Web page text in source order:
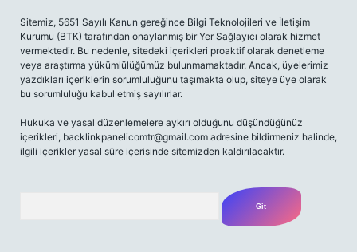
Sitemiz, 5651 Sayılı Kanun gereğince Bilgi Teknolojileri ve İletişim
Kurumu (BTK) tarafından onaylanmış bir Yer Sağlayıcı olarak hizmet
vermektedir. Bu nedenle, sitedeki içerikleri proaktif olarak denetleme
veya araştırma yükümlülüğümüz bulunmamaktadır. Ancak, üyelerimiz
yazdıkları içeriklerin sorumluluğunu taşımakta olup, siteye üye olarak
bu sorumluluğu kabul etmiş sayılırlar.
Hukuka ve yasal düzenlemelere aykırı olduğunu düşündüğünüz
içerikleri, backlinkpanelicomtr@gmail.com adresine bildirmeniz halinde,
ilgili içerikler yasal süre içerisinde sitemizden kaldırılacaktır.